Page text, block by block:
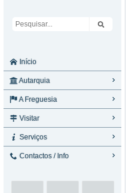
Início
Autarquia
A Freguesia
Visitar
Serviços
Contactos / Info